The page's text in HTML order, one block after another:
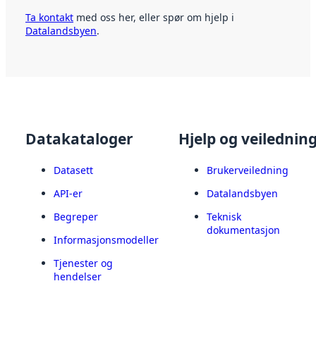
Ta kontakt med oss her, eller spør om hjelp i
Datalandsbyen.
Datakataloger
Datasett
API-er
Begreper
Informasjonsmodeller
Tjenester og
hendelser
Hjelp og
Brukerveiledning
Datalandsbyen
Teknisk
dokumentasjon